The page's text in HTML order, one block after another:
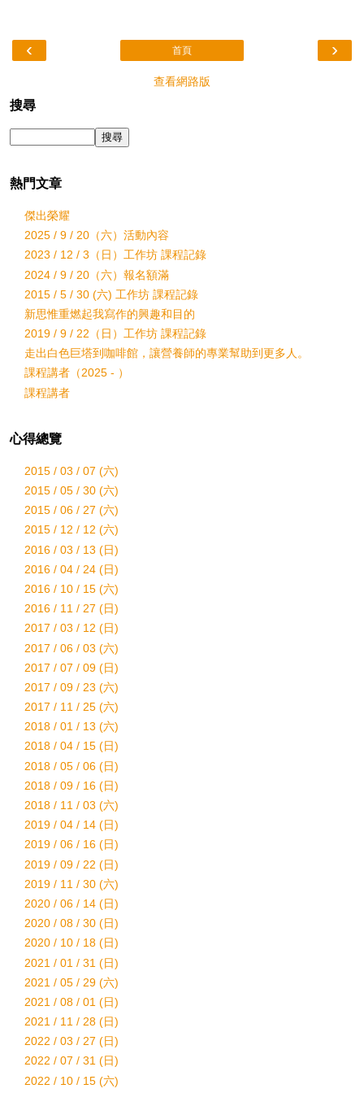
‹ ›
首頁
查看網路版
搜尋
熱門文章
傑出榮耀
2025 / 9 / 20（六）活動內容
2023 / 12 / 3（日）工作坊 課程記錄
2024 / 9 / 20（六）報名額滿
2015 / 5 / 30 (六) 工作坊 課程記錄
新思惟重燃起我寫作的興趣和目的
2019 / 9 / 22（日）工作坊 課程記錄
走出白色巨塔到咖啡館，讓營養師的專業幫助到更多人。
課程講者（2025 - ）
課程講者
心得總覽
2015 / 03 / 07 (六)
2015 / 05 / 30 (六)
2015 / 06 / 27 (六)
2015 / 12 / 12 (六)
2016 / 03 / 13 (日)
2016 / 04 / 24 (日)
2016 / 10 / 15 (六)
2016 / 11 / 27 (日)
2017 / 03 / 12 (日)
2017 / 06 / 03 (六)
2017 / 07 / 09 (日)
2017 / 09 / 23 (六)
2017 / 11 / 25 (六)
2018 / 01 / 13 (六)
2018 / 04 / 15 (日)
2018 / 05 / 06 (日)
2018 / 09 / 16 (日)
2018 / 11 / 03 (六)
2019 / 04 / 14 (日)
2019 / 06 / 16 (日)
2019 / 09 / 22 (日)
2019 / 11 / 30 (六)
2020 / 06 / 14 (日)
2020 / 08 / 30 (日)
2020 / 10 / 18 (日)
2021 / 01 / 31 (日)
2021 / 05 / 29 (六)
2021 / 08 / 01 (日)
2021 / 11 / 28 (日)
2022 / 03 / 27 (日)
2022 / 07 / 31 (日)
2022 / 10 / 15 (六)